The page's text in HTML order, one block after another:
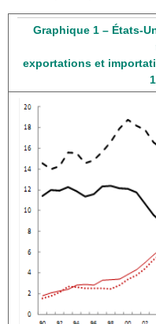
Graphique 1 – États-
exportations et